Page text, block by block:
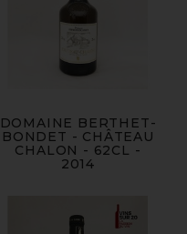
DOMAINE BERTHET-
BONDET - CHÂTEAU
CHALON - 62CL -
2014